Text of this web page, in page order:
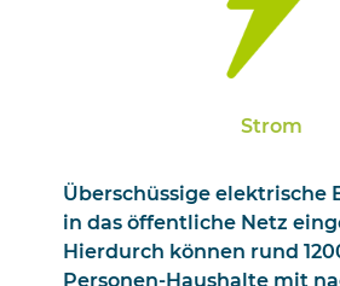
Strom
Überschüssige elektrische
in das öffentliche Netz
Hierdurch können rund
Personen-Haushalte mit